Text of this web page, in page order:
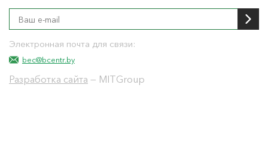
Электронная почта для связи:
bec@bcentr.by
Разработка сайта — MITGroup